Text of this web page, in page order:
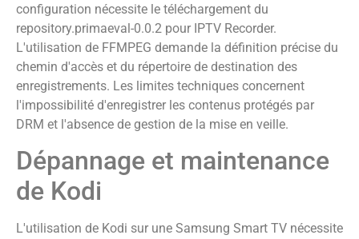
configuration nécessite le téléchargement du
repository.primaeval-0.0.2 pour IPTV Recorder.
L'utilisation de FFMPEG demande la définition précise du
chemin d'accès et du répertoire de destination des
enregistrements. Les limites techniques concernent
l'impossibilité d'enregistrer les contenus protégés par
DRM et l'absence de gestion de la mise en veille.
Dépannage et maintenance
de Kodi
L'utilisation de Kodi sur une Samsung Smart TV nécessite